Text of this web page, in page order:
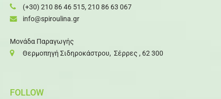
(+30) 210 86 46 515, 210 86 63 067
info@spiroulina.gr
Μονάδα Παραγωγής
Θερμοπηγή Σιδηροκάστρου, Σέρρες , 62 300
FOLLOW